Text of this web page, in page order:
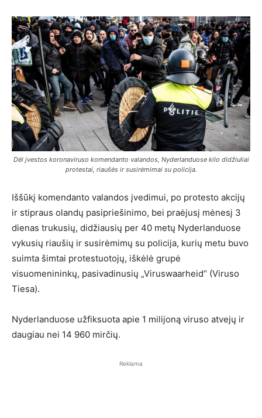
Dėl įvestos koronaviruso komendanto valandos, Nyderlanduose kilo didžiuliai
protestai, riaušės ir susirėmimai su policija.
Iššūkį komendanto valandos įvedimui, po protesto akcijų
ir stipraus olandų pasipriešinimo, bei praėjusį mėnesį 3
dienas trukusių, didžiausių per 40 metų Nyderlanduose
vykusių riaušių ir susirėmimų su policija, kurių metu buvo
suimta šimtai protestuotojų, iškėlė grupė
visuomenininkų, pasivadinusių „Viruswaarheid“ (Viruso
Tiesa).
Nyderlanduose užfiksuota apie 1 milijoną viruso atvejų ir
daugiau nei 14 960 mirčių.
Reklama